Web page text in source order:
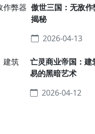
傲世三国：无敌
揭秘
2026-04-13
亡灵商业帝国：建
易的黑暗艺术
2026-04-12